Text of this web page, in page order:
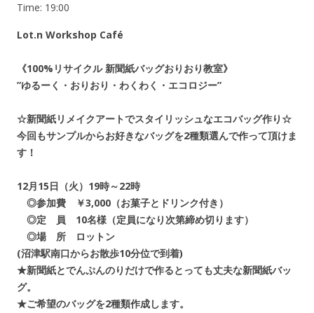
Time: 19:00
Lot.n Workshop Café
《100%リサイクル 新聞紙バッグおりおり教室》
”ゆるーく・おりおり・わくわく・エコロジー”
☆新聞紙リメイクアートでスタイリッシュなエコバッグ作り☆
今回もサンプルからお好きなバッグを2種類選んで作って頂けま
す！
12月15日（火）19時～22時
◎参加費 ￥3,000（お菓子とドリンク付き）
◎定 員 10名様（定員になり次第締め切ります）
◎場 所 ロットン
(沼津駅南口からお散歩10分位で到着)
★新聞紙とでんぷんのりだけで作るとっても丈夫な新聞紙バッ
グ。
★ご希望のバッグを2種類作成します。